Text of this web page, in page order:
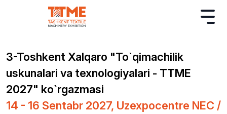
3-Toshkent Xalqaro "To`qimachilik
uskunalari va texnologiyalari - TTME
2027" ko`rgazmasi
14 - 16 Sentabr 2027, Uzexpocentre NEC /